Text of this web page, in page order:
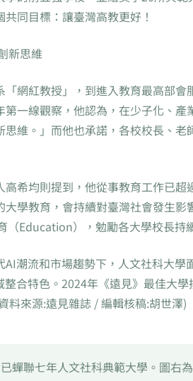
同目標：讓臺灣高教更好！
新思維
網紅教授」，到進入教育最高部
一線觀察，他認為，在少子化、
維。」而他也承諾，各校校長、
希均則提到，他從事教育工作已
學教育，會持續對臺灣社會發生
（Education），勉勵各大學校長持
潮流和市場趨勢下，人文社科大
合特色。2024年《遠見》最佳大
料來源:遠見雜誌 / 編輯核稿:胡世澤)
蟬聯七年人文社科典範大學。圖右